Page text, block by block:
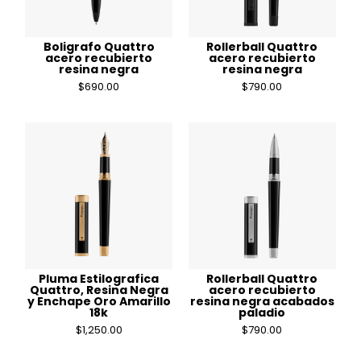
Boligrafo Quattro
acero recubierto
resina negra
$690.00
Rollerball Quattro
acero recubierto
resina negra
$790.00
Pluma Estilografica
Quattro, Resina Negra
y Enchape Oro Amarillo
18k
$1,250.00
Rollerball Quattro
acero recubierto
resina negra acabados
paladio
$790.00